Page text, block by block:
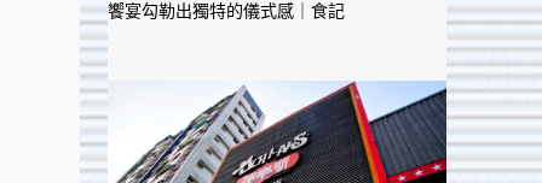
饗宴勾勒出獨特的儀式感｜食記